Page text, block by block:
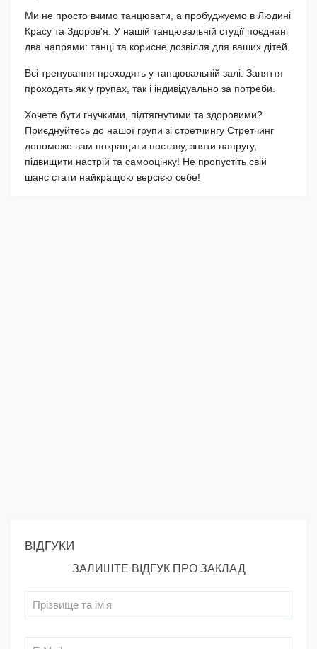
Ми не просто вчимо танцювати, а пробуджуємо в Людині
Красу та Здоров'я. У нашій танцювальній студії поєднані
два напрями: танці та корисне дозвілля для ваших дітей.
Всі тренування проходять у танцювальній залі. Заняття
проходять як у групах, так і індивідуально за потреби.
Хочете бути гнучкими, підтягнутими та здоровими?
Приєднуйтесь до нашої групи зі стретчингу Стретчинг
допоможе вам покращити поставу, зняти напругу,
підвищити настрій та самооцінку! Не пропустіть свій
шанс стати найкращою версією себе!
ВІДГУКИ
ЗАЛИШТЕ ВІДГУК ПРО ЗАКЛАД